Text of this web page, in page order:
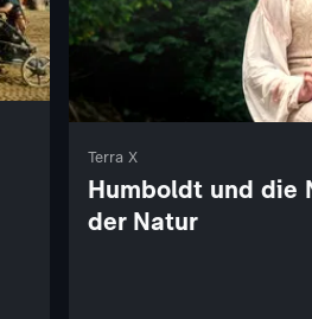
Terra X
Humboldt und die
der Natur